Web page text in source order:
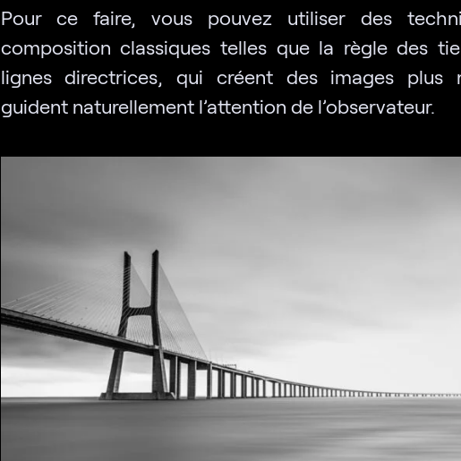
Pour ce faire, vous pouvez utiliser des
composition classiques telles que la règle des
lignes directrices, qui créent des images plus
guident naturellement l’attention de l’observateur.